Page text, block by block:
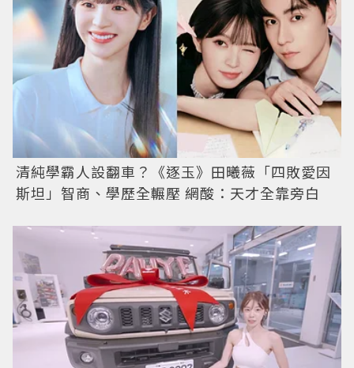
清純學霸人設翻車？《逐玉》田曦薇「四敗愛因
斯坦」智商、學歷全輾壓 網酸：天才全靠旁白